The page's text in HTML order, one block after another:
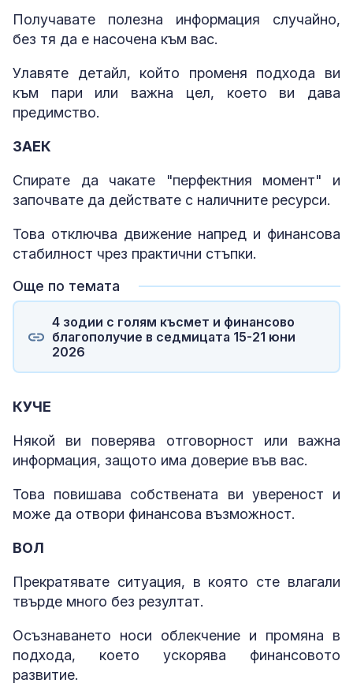
Получавате полезна информация случайно,
без тя да е насочена към вас.
Улавяте детайл, който променя подхода ви
към пари или важна цел, което ви дава
предимство.
ЗАЕК
Спирате да чакате "перфектния момент" и
започвате да действате с наличните ресурси.
Това отключва движение напред и финансова
стабилност чрез практични стъпки.
Още по темата
4 зодии с голям късмет и финансово
благополучие в седмицата 15-21 юни
2026
КУЧЕ
Някой ви поверява отговорност или важна
информация, защото има доверие във вас.
Това повишава собствената ви увереност и
може да отвори финансова възможност.
ВОЛ
Прекратявате ситуация, в която сте влагали
твърде много без резултат.
Осъзнаването носи облекчение и промяна в
подхода, което ускорява финансовото
развитие.